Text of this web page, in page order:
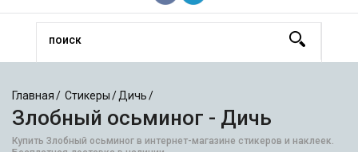
Главная Стикеры Дичь
Злобный осьминог - Дичь
Купить Злобный осьминог в интернет-магазине стикеров и наклеек.